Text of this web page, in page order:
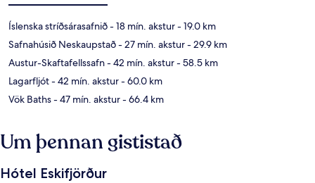
Íslenska stríðsárasafnið- 18 mín. akstur- 19.0 km
Safnahúsið Neskaupstað- 27 mín. akstur- 29.9 km
Austur-Skaftafellssafn- 42 mín. akstur- 58.5 km
Lagarfljót- 42 mín. akstur- 60.0 km
Vök Baths- 47 mín. akstur- 66.4 km
Um þennan gististað
Hótel Eskifjörður